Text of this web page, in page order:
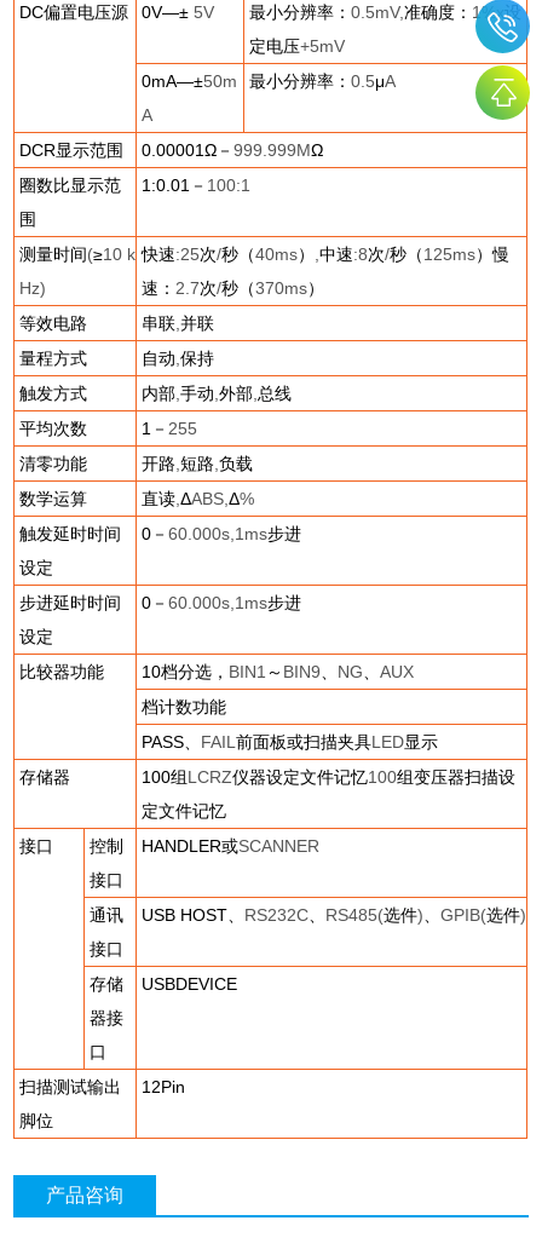
DC偏置电压源 0V—± 5V 最小分辨率：0.5mV,准确度： 1%x设
定电压+5mV
0mA—±50m
A
最小分辨率：0.5μA
DCR显示范围 0.00001Ω－999.999MΩ
圈数比显示范
围
1:0.01 － 100:1
测量时间(≥10 k
Hz)
快速:25次/秒（40ms） ,中速:8次/秒（125ms）慢
速： 2.7次/秒（370ms）
等效电路
串联 ,并联
量程方式
自动 ,保持
触发方式
内部 ,手动 ,外部 总线
平均次数
1 － 255
清零功能
开路 ,短路 ,负载
数学运算
直读 ,ΔABS,Δ%
触发延时时间
设定
0 －60.000s,1ms步进
步进延时时间
设定
0 －60.000s,1ms步进
比较器功能 10档分选， BIN1 ～ BIN9 NG 、AUX
档计数功能
PASS
FAIL前面板或扫描夹具LED显示
存储器
100组LCRZ仪器设定文件记忆100组变压器扫描设
定文件记忆
接口
控制
接口
HANDLER或SCANNER
通讯
接口
USB HOST RS232C RS485(选件) 、GPIB(选件)
存储
器接
口
USBDEVICE
扫描测试输出
脚位
12Pin
产品咨询